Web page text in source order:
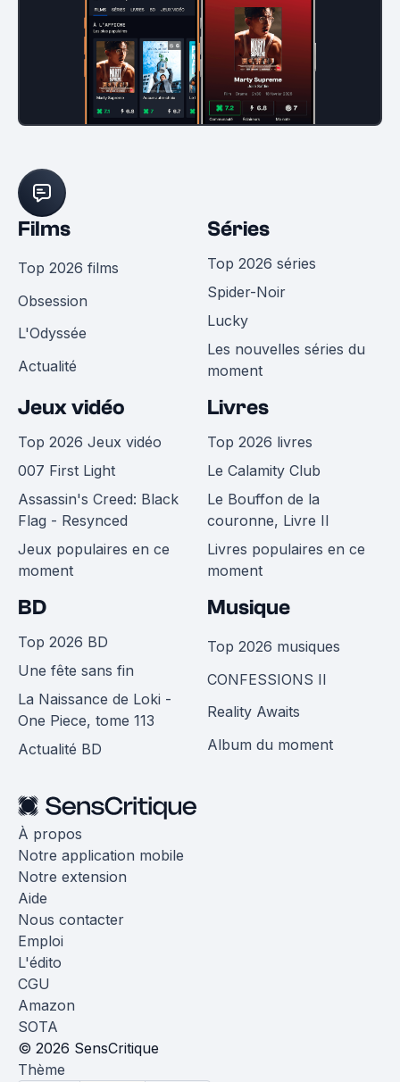
Films
Top 2026 films
Obsession
L'Odyssée
Actualité
Séries
Top 2026 séries
Spider-Noir
Lucky
Les nouvelles séries du
moment
Jeux vidéo
Top 2026 Jeux vidéo
007 First Light
Assassin's Creed: Black
Flag - Resynced
Jeux populaires en ce
moment
Livres
Top 2026 livres
Le Calamity Club
Le Bouffon de la
couronne, Livre II
Livres populaires en ce
moment
BD
Top 2026 BD
Une fête sans fin
La Naissance de Loki -
One Piece, tome 113
Actualité BD
Musique
Top 2026 musiques
CONFESSIONS II
Reality Awaits
Album du moment
À propos
Notre application mobile
Notre extension
Aide
Nous contacter
Emploi
L'édito
CGU
Amazon
SOTA
© 2026 SensCritique
Thème